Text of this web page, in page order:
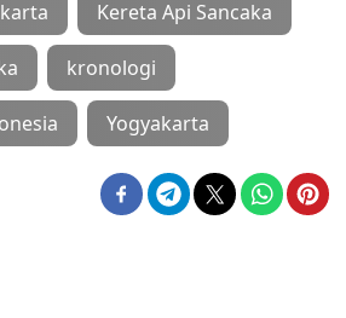
Kereta Api Sancaka
kronologi
Yogyakarta